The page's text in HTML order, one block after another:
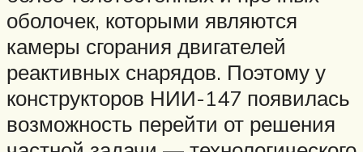
оболочек, которыми являются
камеры сгорания двигателей
реактивных снарядов. Поэтому у
конструкторов НИИ-147 появилась
возможность перейти от решения